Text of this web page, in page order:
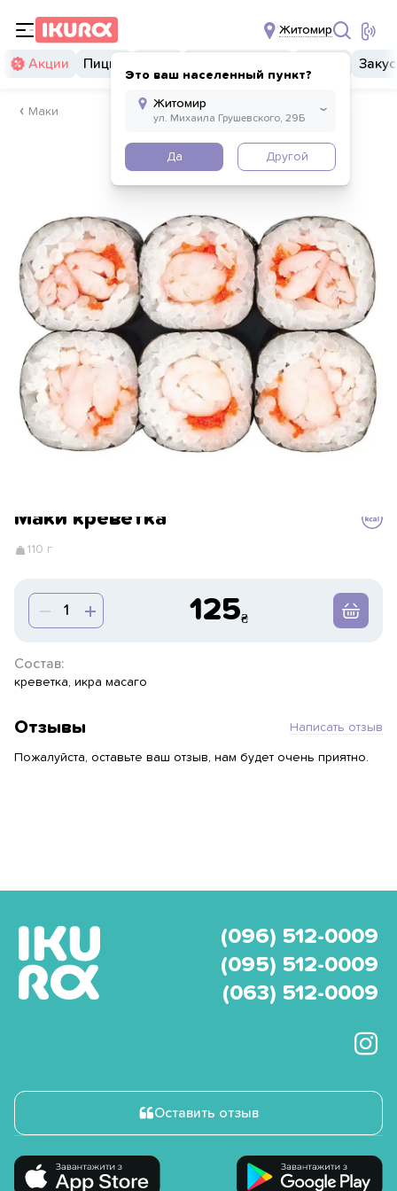
Житомир
Это ваш населенный пункт?
Да Другой
Акции Пицца
Маки
Маки креветка
110 г
125
Состав:
креветка, икра масаго
Отзывы Написать отзыв
Пожалуйста, оставьте ваш отзыв, нам будет очень приятно.
(096) 512-0009
(095) 512-0009
(063) 512-0009
Оставить отзыв